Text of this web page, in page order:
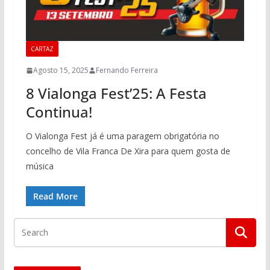
CARTAZ
Agosto 15, 2025 Fernando Ferreira
8 Vialonga Fest’25: A Festa
Continua!
O Vialonga Fest já é uma paragem obrigatória no
concelho de Vila Franca De Xira para quem gosta de
música
Read More